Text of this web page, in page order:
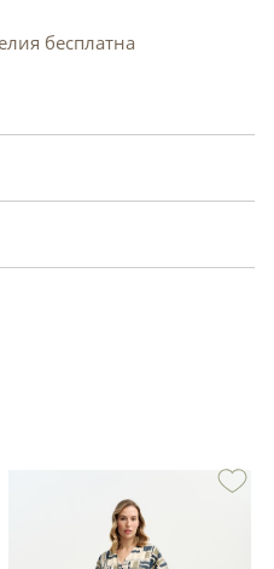
бесплатна